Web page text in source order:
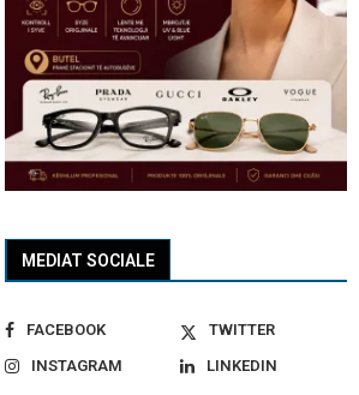
MEDIAT SOCIALE
FACEBOOK
TWITTER
INSTAGRAM
LINKEDIN